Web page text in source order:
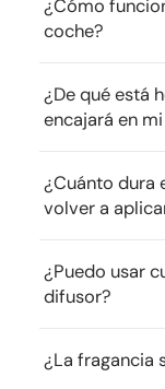
¿Cómo
coche?
¿De qué está
encajará en
¿Cuánto dura
volver a
¿Puedo usar
difusor?
¿La fragancia